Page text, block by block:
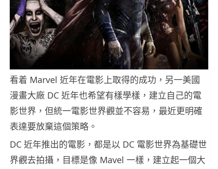
看着 Marvel 近年在電影上取得的成功，另一美國
漫畫大廠 DC 近年也希望有樣學樣，建立自己的電
影世界，但統一電影世界觀並不容易，最近更明確
表達要放棄這個策略。
DC 近年推出的電影，都是以 DC 電影世界為基礎世
界觀去拍攝，目標是像 Mavel 一樣，建立起一個大